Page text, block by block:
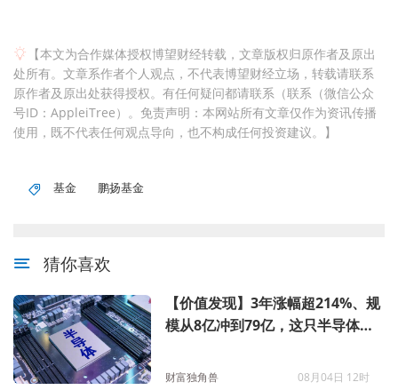
【本文为合作媒体授权博望财经转载，文章版权归原作者及原出
处所有。文章系作者个人观点，不代表博望财经立场，转载请联系
原作者及原出处获得授权。有任何疑问都请联系（联系（微信公众
号ID：AppleiTree）。免责声明：本网站所有文章仅作为资讯传播
使用，既不代表任何观点导向，也不构成任何投资建议。】
基金 鹏扬基金
猜你喜欢
【价值发现】3年涨幅超214%、规
模从8亿冲到79亿，这只半导体基
财富独角兽 08月04日 12时